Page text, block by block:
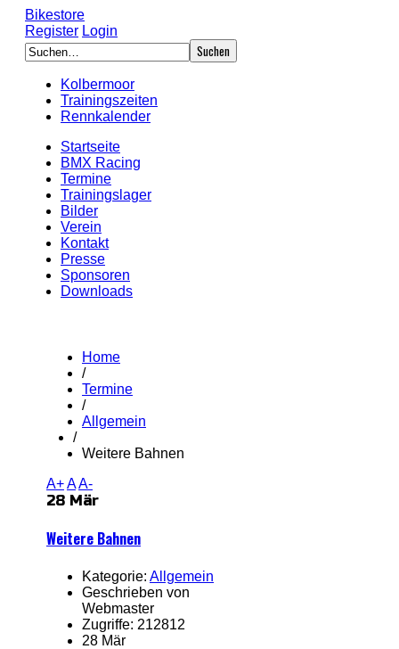
Bikestore
Register Login
Kolbermoor
Trainingszeiten
Rennkalender
Startseite
BMX Racing
Termine
Trainingslager
Bilder
Verein
Kontakt
Presse
Sponsoren
Downloads
Home
/
Termine
/
Allgemein
/
Weitere Bahnen
A+AA-
28 Mär
Weitere Bahnen
Kategorie: Allgemein
Geschrieben von
Webmaster
Zugriffe: 212812
28 Mär